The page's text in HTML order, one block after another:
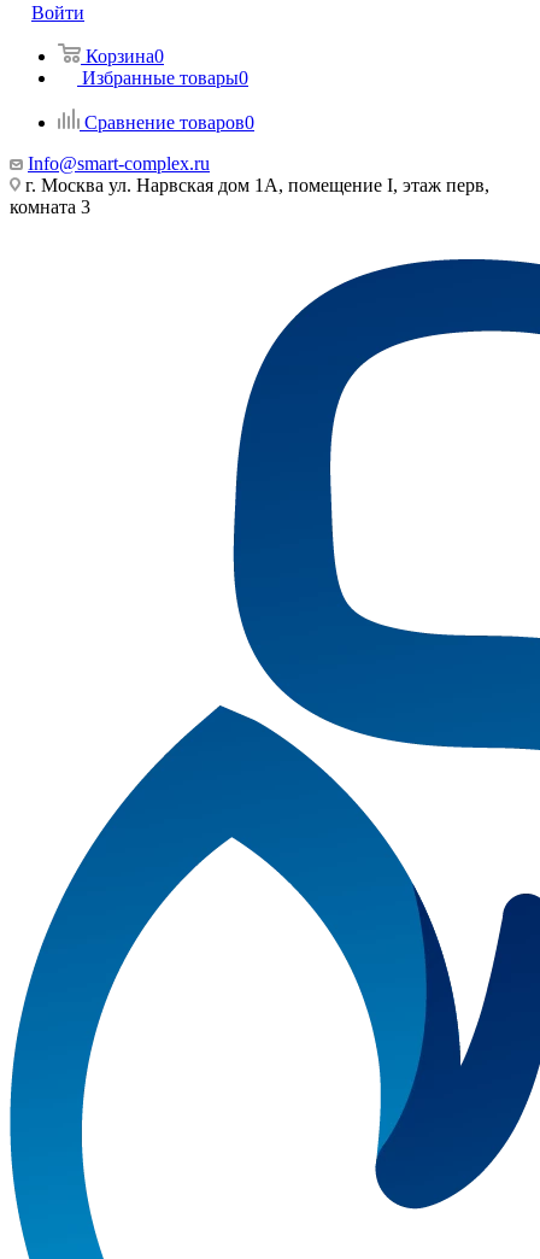
Войти
Корзина0
Избранные товары0
Сравнение товаров0
Info@smart-complex.ru
г. Москва ул. Нарвская дом 1А, помещение I, этаж перв,
комната 3